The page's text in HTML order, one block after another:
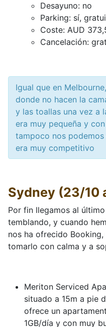
Desayuno: no
Parking: sí,
Coste: AUD
Cancelación:
Igual que en
donde no hacen la
y las toallas una vez a
era muy pequeña y
tampoco nos
era muy competitivo
Sydney (23/10
Por fin llegamos al
temblando, y cuando
nos ha ofrecido
tomarlo con calma y a
Meriton Serviced
situado a 15m a pie
ofrece un
1GB/día y con muy